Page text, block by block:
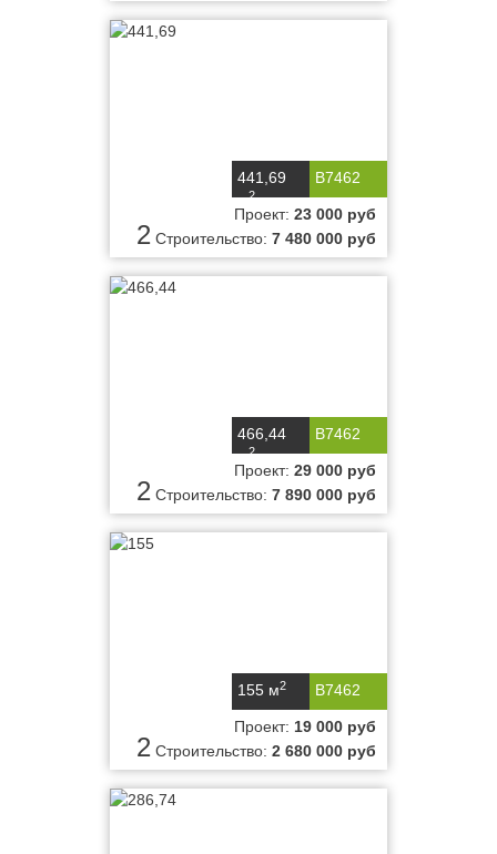
B7462
441,69
м2
2
Проект: 23 000 руб
Строительство: 7 480 000 руб
B7462
466,44
м2
2
Проект: 29 000 руб
Строительство: 7 890 000 руб
B7462
155 м2
2
Проект: 19 000 руб
Строительство: 2 680 000 руб